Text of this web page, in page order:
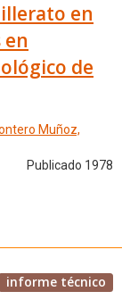
en
de
Muñoz,
Publicado 1978
informe técnico